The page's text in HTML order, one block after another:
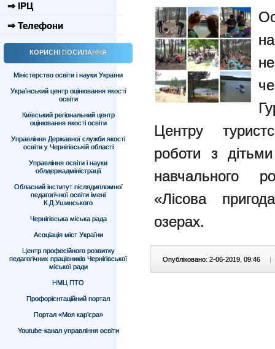
⇒ ІРЦ
⇒ Телефони
КОРИСНІ ПОСИЛАННЯ
Міністерство освіти і науки України
Український центр оцінювання якості
освіти
Київський регіональний центр
оцінювання якості освіти
Управління Державної служби якості
освіти у Чернігівській області
Управління освіти і науки
облдержадміністрації
Обласний інститут післядипломної
педагогічної освіти імені
К.Д.Ушинського
Чернігівська міська рада
Асоціація міст України
Центр професійного розвитку
педагогічних працівників Чернігівської
міської ради
НМЦ ПТО
Профорієнтаційний портал
Портал «Моя кар’єра»
Youtube-канал управління освіти
Центру
роботи з
навчального
«Лісова
озерах.
Опубліковано: 2-06-2019, 09:46 |